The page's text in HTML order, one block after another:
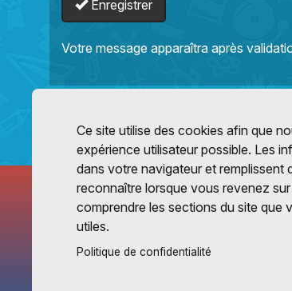
Enregistrer
Votre message apparaîtra après
Ce site utilise des cookies afin que
expérience utilisateur possible. Les
dans votre navigateur et remplissent
reconnaître lorsque vous revenez
comprendre les sections du site que
utiles.
Politique de confidentialité